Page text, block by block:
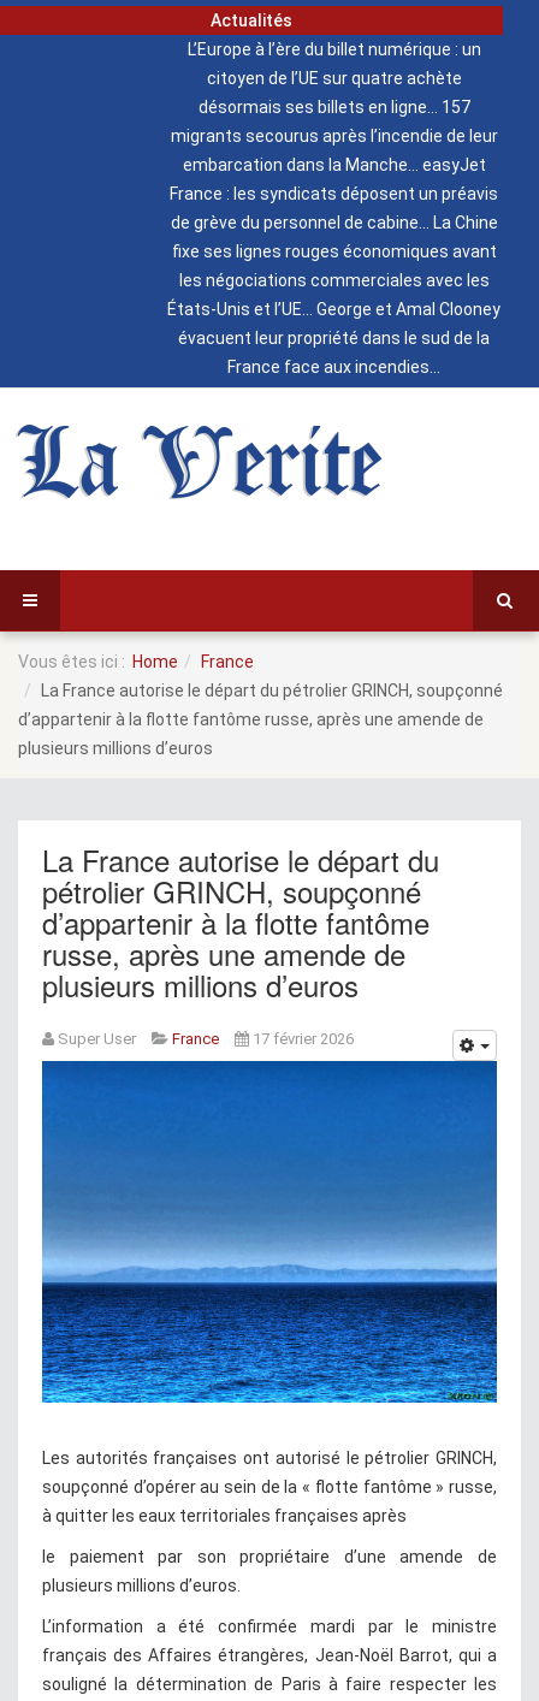
Actualités
L’Europe à l’ère du billet numérique : un
citoyen de l’UE sur quatre achète
désormais ses billets en ligne
157
migrants secourus après l’incendie de leur
embarcation dans la Manche
easyJet
France : les syndicats déposent un préavis
de grève du personnel de cabine
La Chine
fixe ses lignes rouges économiques avant
les négociations commerciales avec les
États-Unis et l’UE
George et Amal Clooney
évacuent leur propriété dans le sud de la
France face aux incendies
La Verite
Vous êtes ici : Home
France
La France autorise le départ du pétrolier GRINCH, soupçonné
d’appartenir à la flotte fantôme russe, après une amende de
plusieurs millions d’euros
La France autorise le départ du
pétrolier GRINCH, soupçonné
d’appartenir à la flotte fantôme
russe, après une amende de
plusieurs millions d’euros
Super User France 17 février 2026
Les autorités françaises ont autorisé le pétrolier GRINCH,
soupçonné d’opérer au sein de la « flotte fantôme » russe,
à quitter les eaux territoriales françaises après
le paiement par son propriétaire d’une amende de
plusieurs millions d’euros.
L’information a été confirmée mardi par le ministre
français des Affaires étrangères, Jean-Noël Barrot, qui a
souligné la détermination de Paris à faire respecter les